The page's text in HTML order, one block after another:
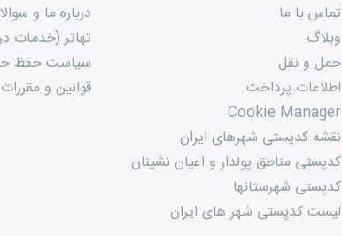
تماس با ما
وبلاگ
حمل و نقل
اطلاعات پرداخت
Cookie Manager
نقشه کدپستی شهرهای ایران
کدپستی مناطق پولدار و اعیان نشینان
کدپستی شهرستانها
لیست کدپستی شهر های ایران
درباره ما و
تهاتر (خدمات
سیاست حفظ
قوانین و مقررات